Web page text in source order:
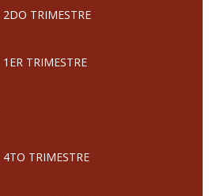
2DO TRIMESTRE
1ER TRIMESTRE
4TO TRIMESTRE